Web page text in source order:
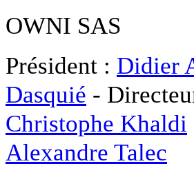
OWNI SAS
Président : Didier
Dasquié -
Christophe Khaldi
Alexandre Talec